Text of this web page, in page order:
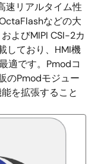
速リアルタイム性
などの大
よびMIPI CSI-2カ
しており、HMI機
適です。Pmodコ
のPmodモジュー
を拡張すること